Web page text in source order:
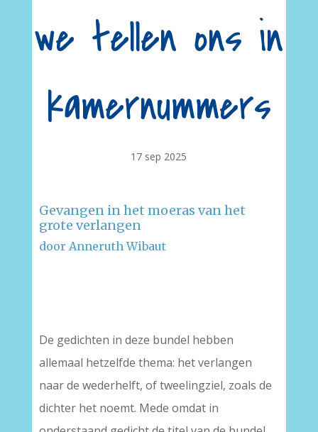
we tellen ons in
kamernummers
17 sep 2025
Gevangen in het moeras van het
grote verlangen
door Anneruth Wibaut
De gedichten in deze bundel hebben
allemaal hetzelfde thema: het verlangen
naar de wederhelft, of tweelingziel, zoals de
dichter het noemt. Mede omdat in